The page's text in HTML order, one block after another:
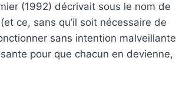
(1992) décrivait sous le nom de
ce, sans qu’il soit nécessaire de
sans intention malveillante
pour que chacun en devienne,